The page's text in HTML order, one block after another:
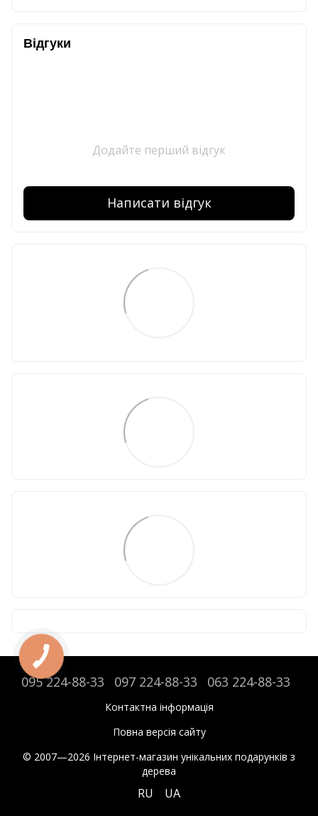
Відгуки
Додайте перший відгук
Написати відгук
095 224-88-33 097 224-88-33 063 224-88-33
Контактна інформація
Повна версія сайту
© 2007—2026 Інтернет-магазин унікальних подарунків з
дерева
RU UA